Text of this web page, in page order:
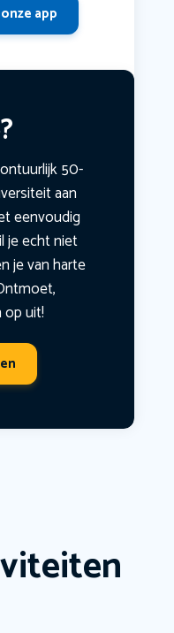
app
50-
aan
eenvoudig
je echt niet
je van harte
op uit!